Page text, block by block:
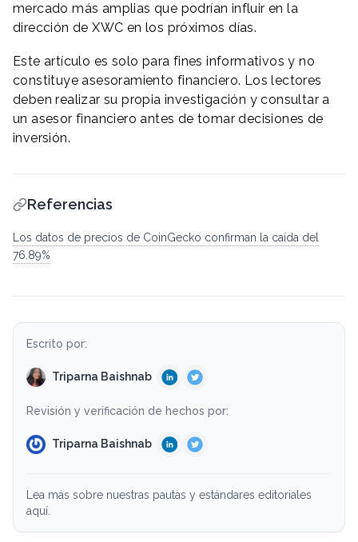
mercado más amplias que podrían influir en la
dirección de XWC en los próximos días.
Este artículo es solo para fines informativos y no
constituye asesoramiento financiero. Los lectores
deben realizar su propia investigación y consultar a
un asesor financiero antes de tomar decisiones de
inversión.
Referencias
Los datos de precios de CoinGecko confirman la caída del
76.89%
Escrito por:
Triparna Baishnab
Revisión y verificación de hechos por:
Triparna Baishnab
Lea más sobre nuestras pautas y estándares editoriales
aquí.